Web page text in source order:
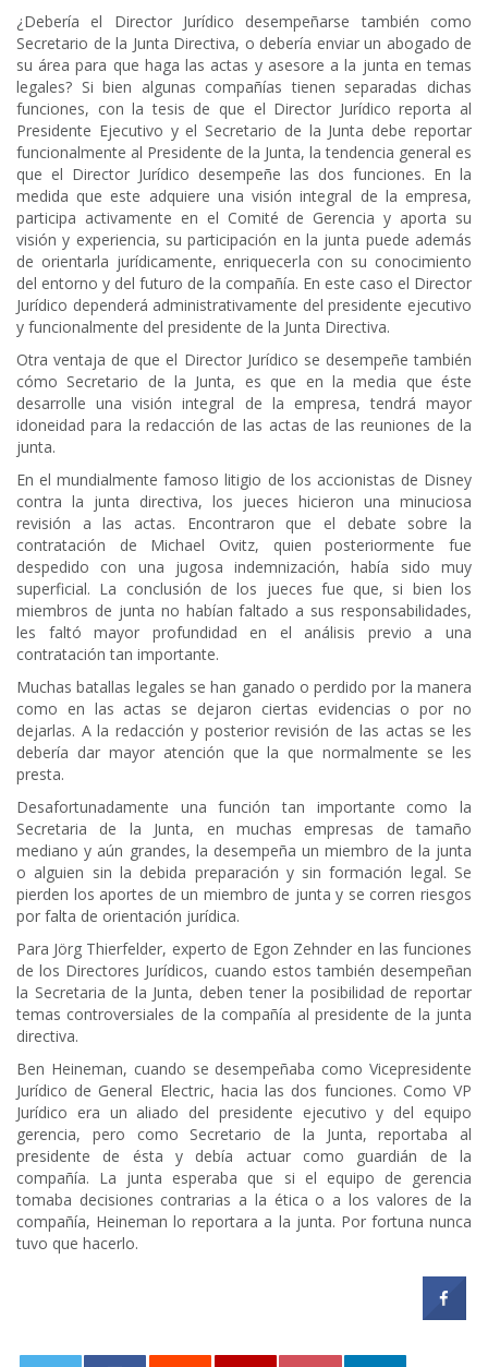
¿Debería el Director Jurídico desempeñarse también como
Secretario de la Junta Directiva, o debería enviar un abogado de
su área para que haga las actas y asesore a la junta en temas
legales? Si bien algunas compañías tienen separadas dichas
funciones, con la tesis de que el Director Jurídico reporta al
Presidente Ejecutivo y el Secretario de la Junta debe reportar
funcionalmente al Presidente de la Junta, la tendencia general es
que el Director Jurídico desempeñe las dos funciones. En la
medida que este adquiere una visión integral de la empresa,
participa activamente en el Comité de Gerencia y aporta su
visión y experiencia, su participación en la junta puede además
de orientarla jurídicamente, enriquecerla con su conocimiento
del entorno y del futuro de la compañía. En este caso el Director
Jurídico dependerá administrativamente del presidente ejecutivo
y funcionalmente del presidente de la Junta Directiva.
Otra ventaja de que el Director Jurídico se desempeñe también
cómo Secretario de la Junta, es que en la media que éste
desarrolle una visión integral de la empresa, tendrá mayor
idoneidad para la redacción de las actas de las reuniones de la
junta.
En el mundialmente famoso litigio de los accionistas de Disney
contra la junta directiva, los jueces hicieron una minuciosa
revisión a las actas. Encontraron que el debate sobre la
contratación de Michael Ovitz, quien posteriormente fue
despedido con una jugosa indemnización, había sido muy
superficial. La conclusión de los jueces fue que, si bien los
miembros de junta no habían faltado a sus responsabilidades,
les faltó mayor profundidad en el análisis previo a una
contratación tan importante.
Muchas batallas legales se han ganado o perdido por la manera
como en las actas se dejaron ciertas evidencias o por no
dejarlas. A la redacción y posterior revisión de las actas se les
debería dar mayor atención que la que normalmente se les
presta.
Desafortunadamente una función tan importante como la
Secretaria de la Junta, en muchas empresas de tamaño
mediano y aún grandes, la desempeña un miembro de la junta
o alguien sin la debida preparación y sin formación legal. Se
pierden los aportes de un miembro de junta y se corren riesgos
por falta de orientación jurídica.
Para Jörg Thierfelder, experto de Egon Zehnder en las funciones
de los Directores Jurídicos, cuando estos también desempeñan
la Secretaria de la Junta, deben tener la posibilidad de reportar
temas controversiales de la compañía al presidente de la junta
directiva.
Ben Heineman, cuando se desempeñaba como Vicepresidente
Jurídico de General Electric, hacia las dos funciones. Como VP
Jurídico era un aliado del presidente ejecutivo y del equipo
gerencia, pero como Secretario de la Junta, reportaba al
presidente de ésta y debía actuar como guardián de la
compañía. La junta esperaba que si el equipo de gerencia
tomaba decisiones contrarias a la ética o a los valores de la
compañía, Heineman lo reportara a la junta. Por fortuna nunca
tuvo que hacerlo.